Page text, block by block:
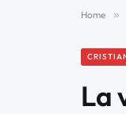
Home »
La